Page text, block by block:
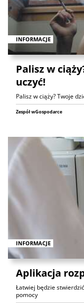
INFORMACJE
Palisz w
uczyć!
Palisz w ciąży? Twoje
Zespół wGospodarce
INFORMACJE
Aplikacja
Łatwiej będzie
pomocy